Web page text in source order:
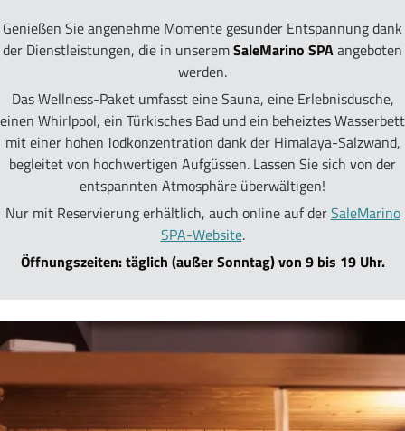
Genießen Sie angenehme Momente gesunder Entspannung dank
der Dienstleistungen, die in unseremSaleMarino SPAangeboten
werden.
Das Wellness-Paket umfasst eine Sauna, eine Erlebnisdusche,
einen Whirlpool, ein Türkisches Bad und ein beheiztes Wasserbett
mit einer hohen Jodkonzentration dank der Himalaya-Salzwand,
begleitet von hochwertigen Aufgüssen. Lassen Sie sich von der
entspannten Atmosphäre überwältigen!
Nur mit Reservierung erhältlich, auch online auf derSaleMarino
SPA-Website.
Öffnungszeiten: täglich (außer Sonntag) von 9 bis 19 Uhr.